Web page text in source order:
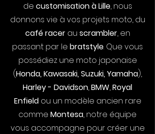
de customisation à Lille, nous
donnons vie à vos projets moto, du
café racerau scrambler, en
passant par le bratstyle. Que vous
possédiez une moto japonaise
(Honda, Kawasaki, Suzuki, Yamaha),
Harley - Davidson,BMW,Royal
Enfieldou un modèle ancien rare
comme Montesa, notre équipe
vous accompagne pour créer une